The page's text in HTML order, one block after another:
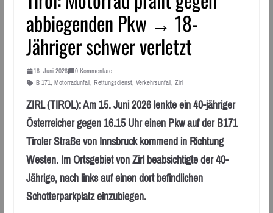
abbiegenden Pkw → 18-
Jähriger schwer verletzt
16. Juni 2026
0 Kommentare
B 171, Motorradunfall, Rettungsdienst, Verkehrsunfall, Zirl
ZIRL (TIROL): Am 15. Juni 2026 lenkte ein 40-jähriger
Österreicher gegen 16.15 Uhr einen Pkw auf der B171
Tiroler Straße von Innsbruck kommend in Richtung
Westen. Im Ortsgebiet von Zirl beabsichtigte der 40-
Jährige, nach links auf einen dort befindlichen
Schotterparkplatz einzubiegen.